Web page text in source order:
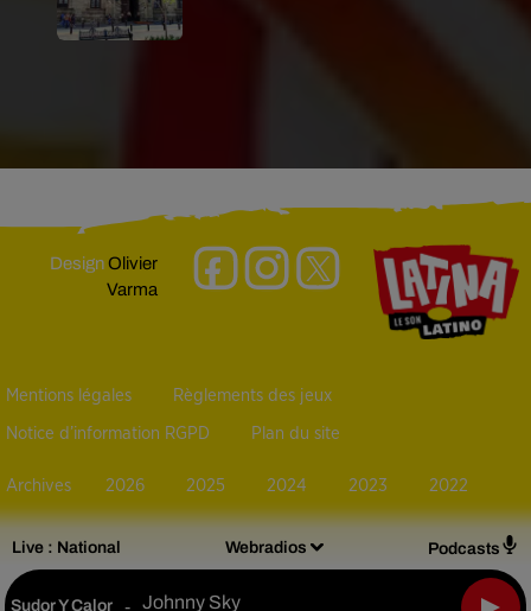
Live : National Webradios Podcasts
Sudor Y Calor - Johnny Sky
DesignOlivier
Varma
Mentions légales Règlements des jeux
Notice d’information RGPD Plan du site
Archives 2026 2025 2024 2023 2022